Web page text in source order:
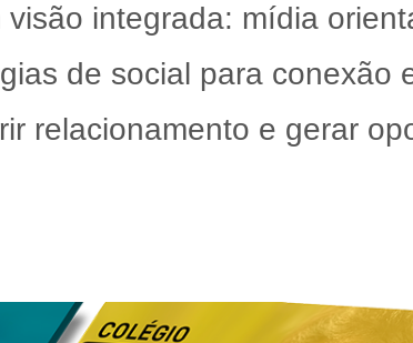
integrada: mídia
de social para conexão
relacionamento e gerar